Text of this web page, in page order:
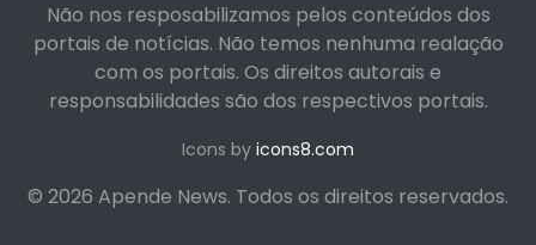
Não nos resposabilizamos pelos conteúdos dos
portais de notícias. Não temos nenhuma realação
com os portais. Os direitos autorais e
responsabilidades são dos respectivos portais.
Icons by icons8.com
© 2026 Apende News. Todos os direitos reservados.